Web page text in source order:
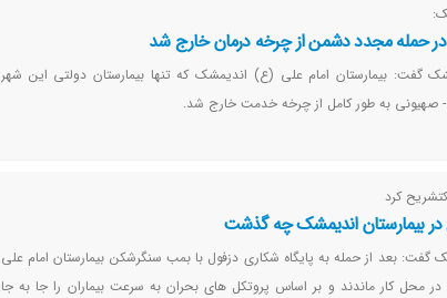
حمله مجدد دشمن از چرخه درمان خارج شد
گفت: بیمارستان امام علی (ع) اندیمشک که تنها بیمارستان دولتی این شهر
صهیونی به طور کامل از چرخه خدمت خارج شد.
کرد
در بیمارستان اندیمشک چه گذشت
بعد از حمله به پایگاه شکاری دزفول با بمب سنگرشکن بیمارستان امام علی
محل کار ماندند و بر اساس پروتکل های بحران به سرعت بیماران را جا به جا